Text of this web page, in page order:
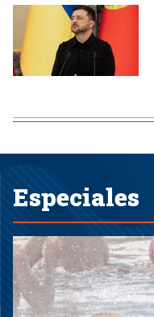
Especiales